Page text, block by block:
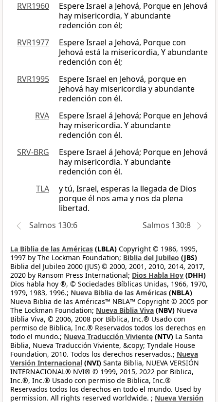
RVR1960
Espere Israel a Jehová, Porque en Jehová
hay misericordia, Y abundante
redención con él;
RVR1977
Espere Israel a Jehová, Porque con
Jehová está la misericordia, Y abundante
redención con él;
RVR1995
Espere Israel en Jehová, porque en
Jehová hay misericordia y abundante
redención con él.
RVA
Espere Israel á Jehová; Porque en Jehová
hay misericordia. Y abundante
redención con él.
SRV-BRG
Espere Israel á Jehová; Porque en Jehová
hay misericordia. Y abundante
redención con él.
TLA
y tú, Israel, esperas la llegada de Dios
porque él nos ama y nos da plena
libertad.
Salmos 130:6
Salmos 130:8
La Biblia de las Américas (LBLA) Copyright © 1986, 1995,
1997 by The Lockman Foundation; Biblia del Jubileo (JBS)
Biblia del Jubileo 2000 (JUS) © 2000, 2001, 2010, 2014, 2017,
2020 by Ransom Press International; Dios Habla Hoy (DHH)
Dios habla hoy ®, © Sociedades Bíblicas Unidas, 1966, 1970,
1979, 1983, 1996.; Nueva Biblia de las Américas (NBLA)
Nueva Biblia de las Américas™ NBLA™ Copyright © 2005 por
The Lockman Foundation; Nueva Biblia Viva (NBV) Nueva
Biblia Viva, © 2006, 2008 por Biblica, Inc.® Usado con
permiso de Biblica, Inc.® Reservados todos los derechos en
todo el mundo.; Nueva Traducción Viviente (NTV) La Santa
Biblia, Nueva Traducción Viviente, &copy; Tyndale House
Foundation, 2010. Todos los derechos reservados.; Nueva
Versión Internacional (NVI) Santa Biblia, NUEVA VERSIÓN
INTERNACIONAL® NVI® © 1999, 2015, 2022 por Biblica,
Inc.®, Inc.® Usado con permiso de Biblica, Inc.®
Reservados todos los derechos en todo el mundo. Used by
permission. All rights reserved worldwide. ; Nueva Versión